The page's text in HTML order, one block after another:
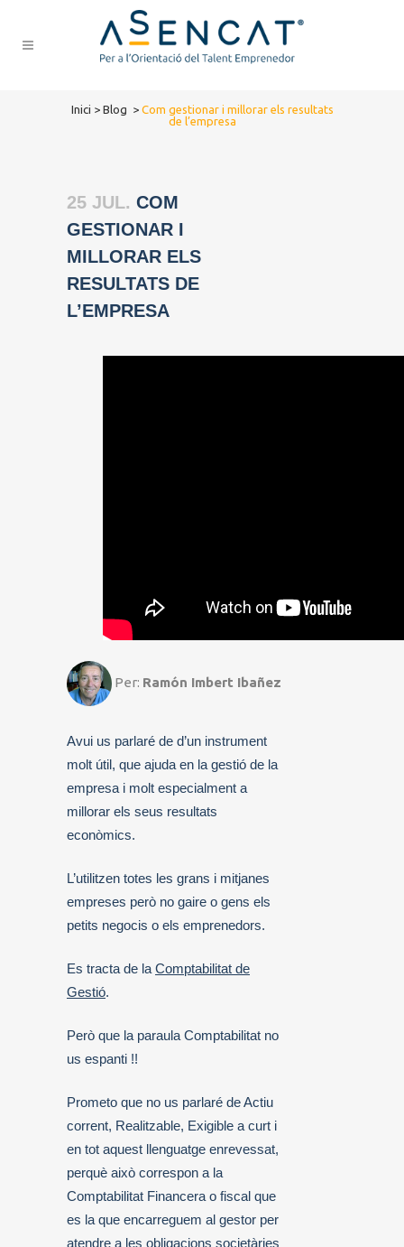
Inici > Blog > Com gestionar i millorar els resultats
de l’empresa
25 JUL. COM
GESTIONAR I
MILLORAR ELS
RESULTATS DE
L’EMPRESA
Per: Ramón Imbert Ibañez
Avui us parlaré de d’un instrument
molt útil, que ajuda en la gestió de la
empresa i molt especialment a
millorar els seus resultats
econòmics.
L’utilitzen totes les grans i mitjanes
empreses però no gaire o gens els
petits negocis o els emprenedors.
Es tracta de la Comptabilitat de
Gestió.
Però que la paraula Comptabilitat no
us espanti !!
Prometo que no us parlaré de Actiu
corrent, Realitzable, Exigible a curt i
en tot aquest llenguatge enrevessat,
perquè això correspon a la
Comptabilitat Financera o fiscal que
es la que encarreguem al gestor per
atendre a les obligacions societàries